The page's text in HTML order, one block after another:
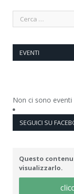
EVENTI
Non ci sono eventi
SEGUICI SU
Questo
visualizzarlo.